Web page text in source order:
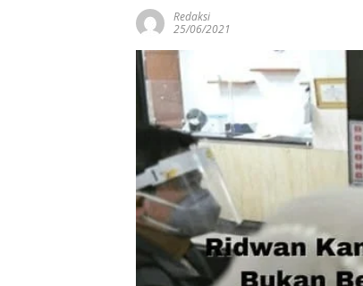
Redaksi
25/06/2021